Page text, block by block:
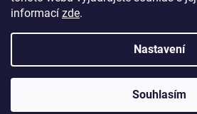
informací zde.
Nastavení
Souhlasím
Copyright 2026Zlatnictví Jičín
vyhrazena.